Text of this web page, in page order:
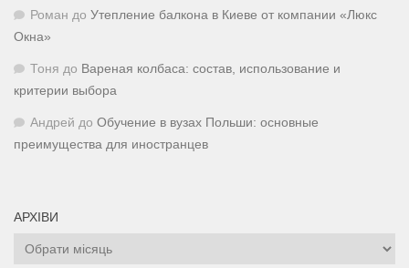
Роман до Утепление балкона в Киеве от компании «Люкс
Окна»
Тоня до Вареная колбаса: состав, использование и
критерии выбора
Андрей до Обучение в вузах Польши: основные
преимущества для иностранцев
АРХІВИ
Архіви